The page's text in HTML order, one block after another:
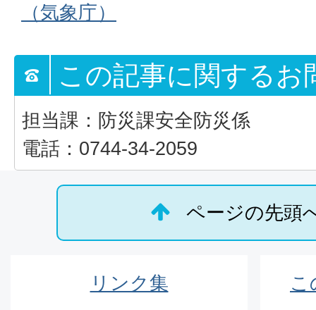
（気象庁）
この記事に関するお
担当課：防災課安全防災係
電話：0744-34-2059
ページの先頭
リンク集 こ